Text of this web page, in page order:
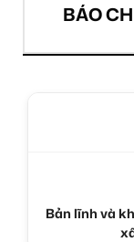
BÁO
Bản lĩnh và